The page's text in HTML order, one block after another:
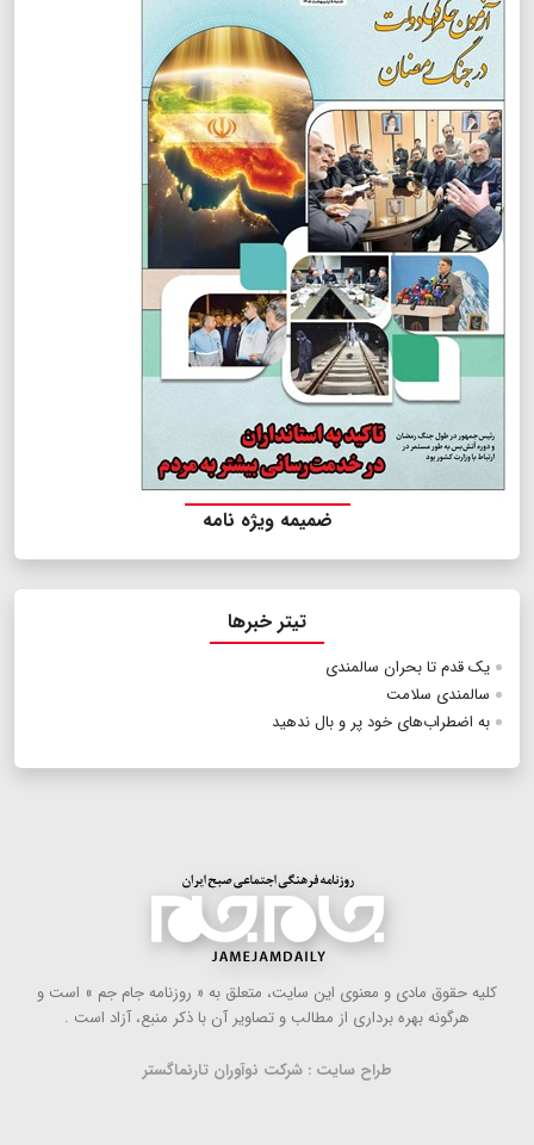
ضمیمه ویژه نامه
تیتر خبرها
یک قدم تا بحران‌ سالمندی
سالمندی سلامت
به اضطراب‌های‌ خود پر و بال ندهید
كلیه حقوق مادی و معنوی این سایت، متعلق به « روزنامه جام جم » است و
هرگونه بهره ‌برداری از مطالب و تصاویر آن با ذكر منبع، آزاد است .
طراح سایت : شرکت نوآوران تارنماگستر